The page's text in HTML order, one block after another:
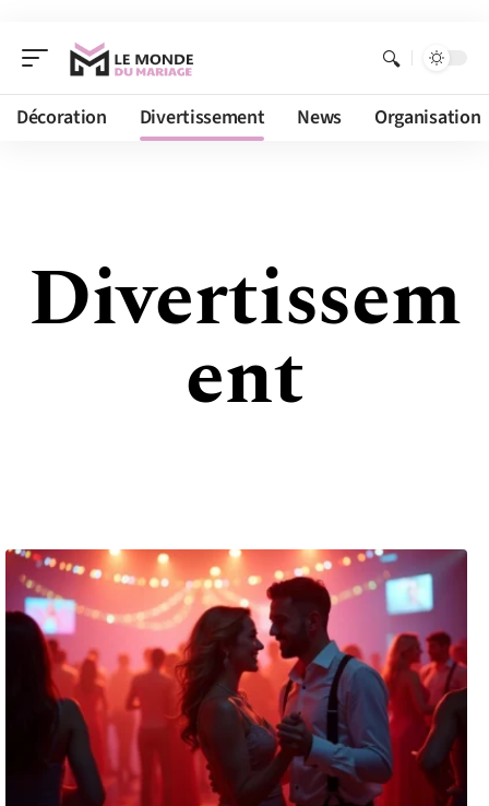
Décoration Divertissement News Organisation
Divertissem
ent